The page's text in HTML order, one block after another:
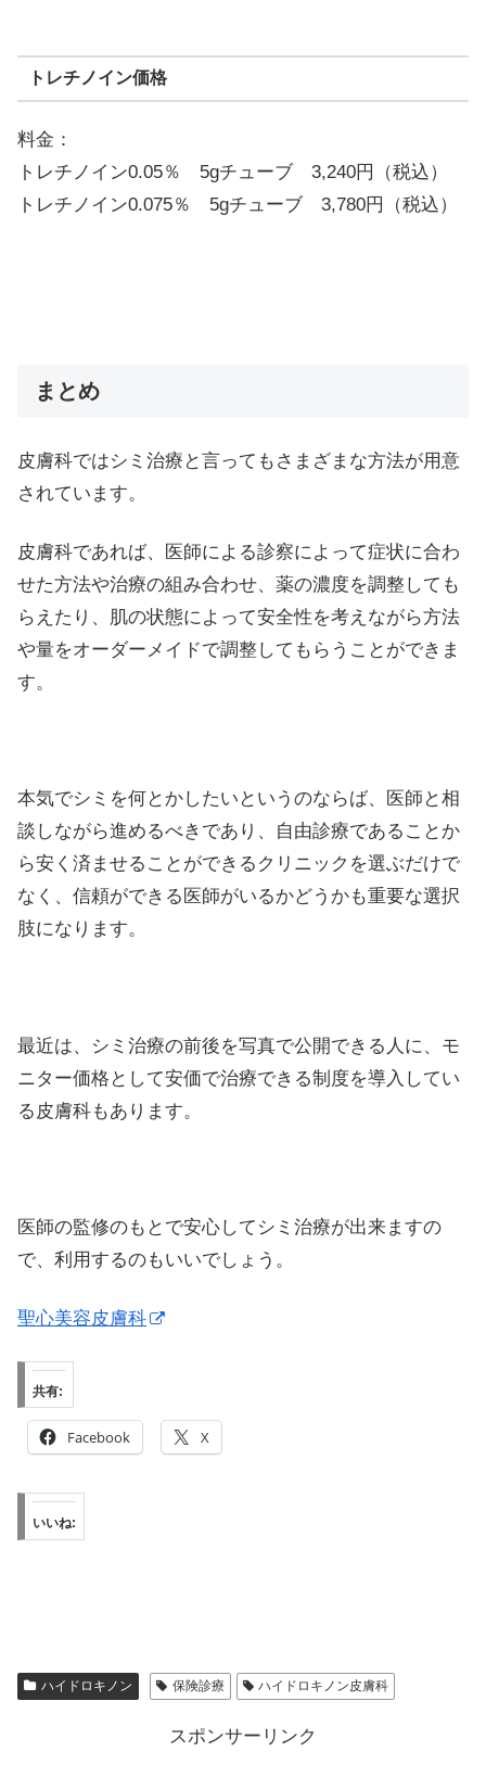
トレチノイン価格
料金：
トレチノイン0.05％ 5gチューブ 3,240円（税込）
トレチノイン0.075％ 5gチューブ 3,780円（税込）
まとめ
皮膚科ではシミ治療と言ってもさまざまな方法が用意
されています。
皮膚科であれば、医師による診察によって症状に合わ
せた方法や治療の組み合わせ、薬の濃度を調整しても
らえたり、肌の状態によって安全性を考えながら方法
や量をオーダーメイドで調整してもらうことができま
す。
本気でシミを何とかしたいというのならば、医師と相
談しながら進めるべきであり、自由診療であることか
ら安く済ませることができるクリニックを選ぶだけで
なく、信頼ができる医師がいるかどうかも重要な選択
肢になります。
最近は、シミ治療の前後を写真で公開できる人に、モ
ニター価格として安価で治療できる制度を導入してい
る皮膚科もあります。
医師の監修のもとで安心してシミ治療が出来ますの
で、利用するのもいいでしょう。
聖心美容皮膚科
共有:
Facebook X
いいね:
ハイドロキノン 保険診療 ハイドロキノン皮膚科
スポンサーリンク